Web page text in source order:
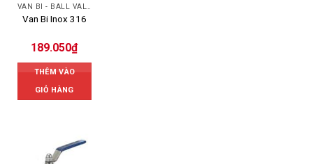
Van Bi Inox 316
189.050₫
THÊM VÀO
GIỎ HÀNG